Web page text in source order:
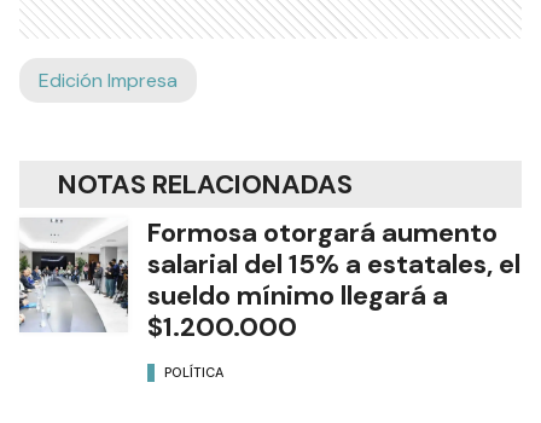
Edición Impresa
NOTAS RELACIONADAS
Formosa otorgará aumento
salarial del 15% a estatales, el
sueldo mínimo llegará a
$1.200.000
POLÍTICA